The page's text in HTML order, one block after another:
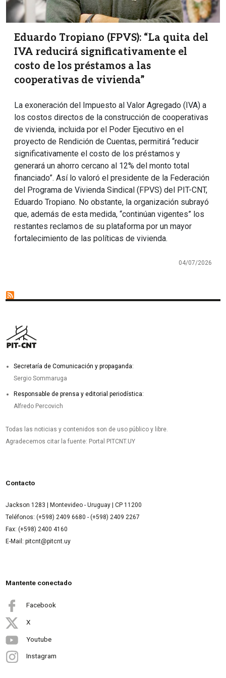
Eduardo Tropiano (FPVS): “La quita del
IVA reducirá significativamente el
costo de los préstamos a las
cooperativas de vivienda”
La exoneración del Impuesto al Valor Agregado (IVA) a
los costos directos de la construcción de cooperativas
de vivienda, incluida por el Poder Ejecutivo en el
proyecto de Rendición de Cuentas, permitirá “reducir
significativamente el costo de los préstamos y
generará un ahorro cercano al 12% del monto total
financiado”. Así lo valoró el presidente de la Federación
del Programa de Vivienda Sindical (FPVS) del PIT-CNT,
Eduardo Tropiano. No obstante, la organización subrayó
que, además de esta medida, “continúan vigentes” los
restantes reclamos de su plataforma por un mayor
fortalecimiento de las políticas de vivienda.
04/07/2026
Secretaría de Comunicación y propaganda:
Sergio Sommaruga
Responsable de prensa y editorial periodística:
Alfredo Percovich
Todas las noticias y contenidos son de uso público y libre.
Agradecemos citar la fuente: Portal PITCNT.UY
Contacto
Jackson 1283 | Montevideo - Uruguay | CP 11200
Teléfonos: (+598) 2409 6680 - (+598) 2409 2267
Fax: (+598) 2400 4160
E-Mail: pitcnt@pitcnt.uy
Mantente conectado
Facebook
X
Youtube
Instagram